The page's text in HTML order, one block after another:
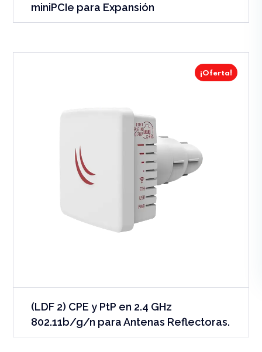
miniPCIe para Expansión
¡Oferta!
(LDF 2) CPE y PtP en 2.4 GHz
802.11b/g/n para Antenas Reflectoras.